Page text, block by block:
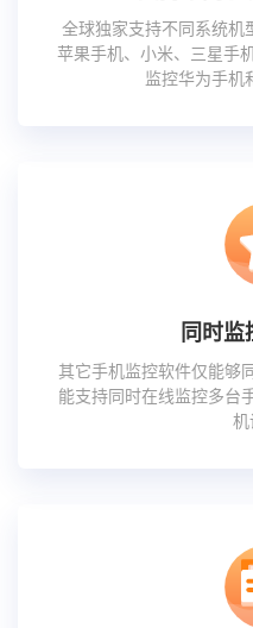
全球独家支持不同系统
苹果手机、小米、三星手
监控华为手机
同时
其它手机监控软件仅能够
能支持同时在线监控多台
机